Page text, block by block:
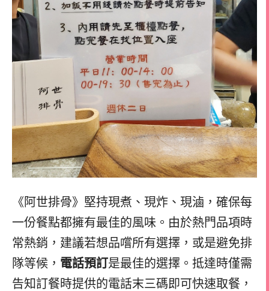
《阿世排骨》堅持現煮、現炸、現滷，確保每
一份餐點都擁有最佳的風味。由於熱門品項時
常熱銷，建議若想品嚐所有選擇，或是避免排
隊等候， 電話預訂是最佳的選擇。抵達時僅需
告知訂餐時提供的電話末三碼即可快速取餐，